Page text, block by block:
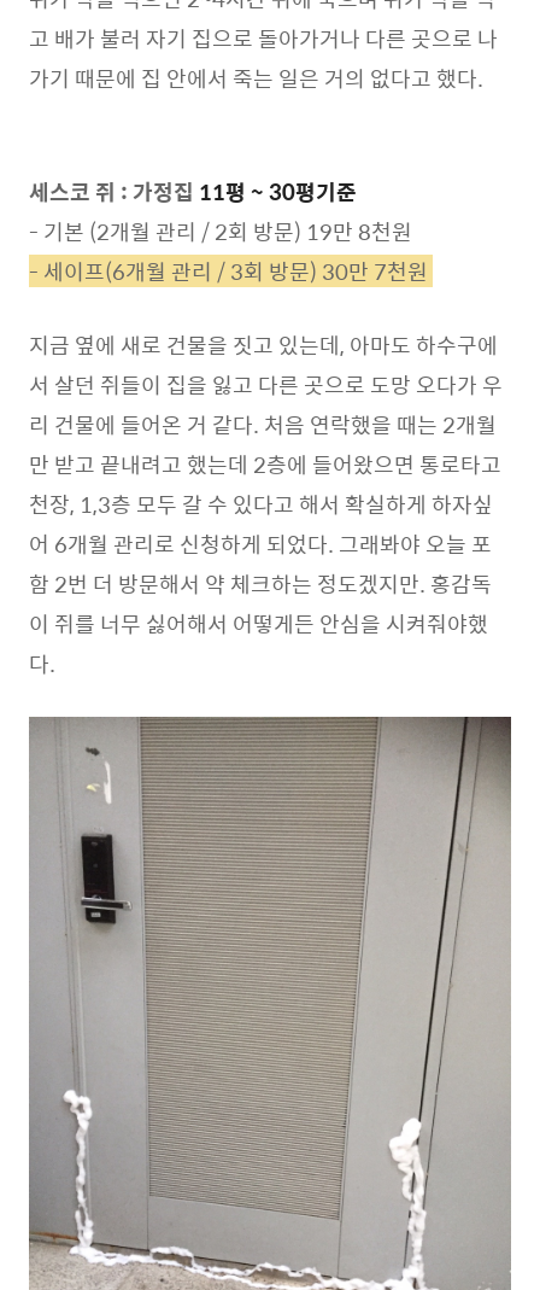
고 배가 불러 자기 집으로 돌아가거나 다른 곳으로 나
가기 때문에 집 안에서 죽는 일은 거의 없다고 했다.
세스코 쥐 : 가정집 11평 ~ 30평기준
- 기본 (2개월 관리 / 2회 방문) 19만 8천원
- 세이프(6개월 관리 / 3회 방문) 30만 7천원
지금 옆에 새로 건물을 짓고 있는데, 아마도 하수구에
서 살던 쥐들이 집을 잃고 다른 곳으로 도망 오다가 우
리 건물에 들어온 거 같다. 처음 연락했을 때는 2개월
만 받고 끝내려고 했는데 2층에 들어왔으면 통로타고
천장, 1,3층 모두 갈 수 있다고 해서 확실하게 하자싶
어 6개월 관리로 신청하게 되었다. 그래봐야 오늘 포
함 2번 더 방문해서 약 체크하는 정도겠지만. 홍감독
이 쥐를 너무 싫어해서 어떻게든 안심을 시켜줘야했
다.